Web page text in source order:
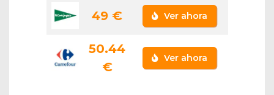
49 € Ver ahora
50.44
€
Ver ahora